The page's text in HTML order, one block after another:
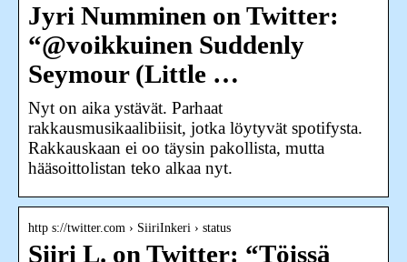
Jyri Numminen on Twitter:
“@voikkuinen Suddenly
Seymour (Little …
Nyt on aika ystävät. Parhaat
rakkausmusikaalibiisit, jotka löytyvät spotifysta.
Rakkauskaan ei oo täysin pakollista, mutta
hääsoittolistan teko alkaa nyt.
http s://twitter.com › SiiriInkeri › status
Siiri L. on Twitter: “Töissä